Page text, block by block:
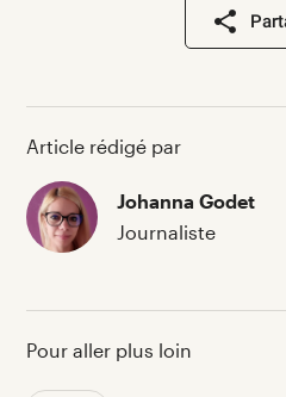
Article rédigé par
Johanna Godet
Journaliste
Pour aller plus loin